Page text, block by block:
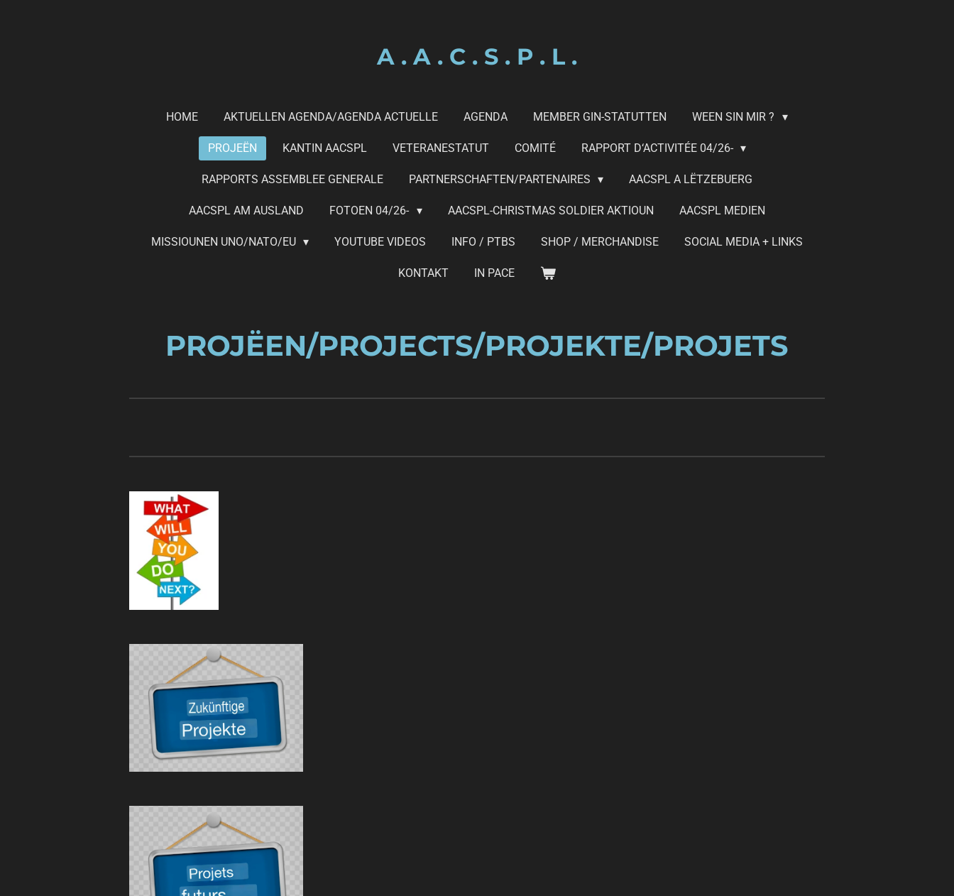
A . A . C . S . P . L .
HOME AKTUELLEN AGENDA/AGENDA ACTUELLE AGENDA MEMBER GIN-STATUTTEN WEEN SIN MIR ?
PROJEËN KANTIN AACSPL VETERANESTATUT COMITÉ RAPPORT D‘ACTIVITÉE 04/26-
RAPPORTS ASSEMBLEE GENERALE PARTNERSCHAFTEN/PARTENAIRES AACSPL A LËTZEBUERG
AACSPL AM AUSLAND FOTOEN 04/26- AACSPL-CHRISTMAS SOLDIER AKTIOUN AACSPL MEDIEN
MISSIOUNEN UNO/NATO/EU YOUTUBE VIDEOS INFO / PTBS SHOP / MERCHANDISE SOCIAL MEDIA + LINKS
KONTAKT IN PACE
PROJËEN/PROJECTS/PROJEKTE/PROJETS